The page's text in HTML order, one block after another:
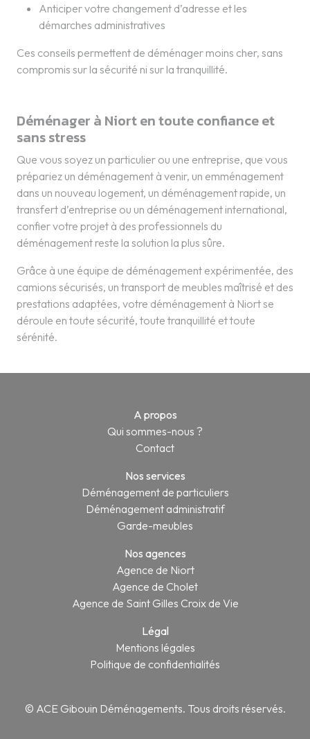
Anticiper votre changement d’adresse et les
démarches administratives
Ces conseils permettent de déménager moins cher, sans
compromis sur la sécurité ni sur la tranquillité.
Déménager à Niort en toute confiance et
sans stress
Que vous soyez un particulier ou une entreprise, que vous
prépariez un déménagement à venir, un emménagement
dans un nouveau logement, un déménagement rapide, un
transfert d’entreprise ou un déménagement international,
confier votre projet à des professionnels du
déménagement reste la solution la plus sûre.
Grâce à une équipe de déménagement expérimentée, des
camions sécurisés, un transport de meubles maîtrisé et des
prestations adaptées, votre déménagement à Niort se
déroule en toute sécurité, toute tranquillité et toute
sérénité.
A propos
Qui sommes-nous ?
Contact
Nos services
Déménagement de particuliers
Déménagement administratif
Garde-meubles
Nos agences
Agence de Niort
Agence de Cholet
Agence de Saint Gilles Croix de Vie
Légal
Mentions légales
Politique de confidentialités
© ACE Gibouin Déménagements. Tous droits réservés.